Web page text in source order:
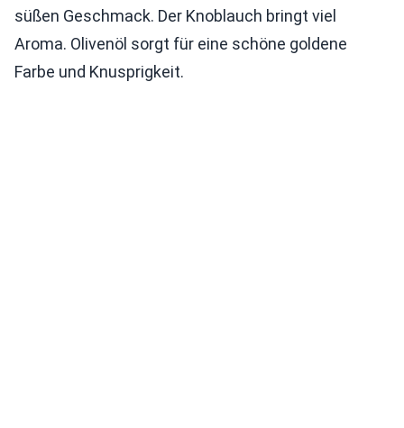
süßen Geschmack. Der Knoblauch bringt viel
Aroma. Olivenöl sorgt für eine schöne goldene
Farbe und Knusprigkeit.